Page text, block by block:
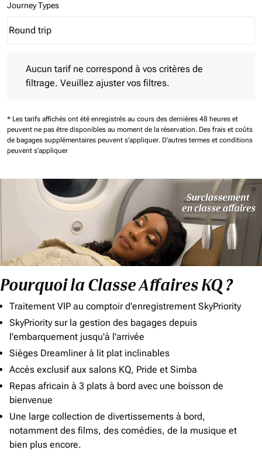
Journey Types
Journey Types option Round trip Selected
Round trip
keyboard_arrow_down
Aucun tarif ne correspond à vos critères de
filtrage. Veuillez ajuster vos filtres.
* Les tarifs affichés ont été enregistrés au cours des dernières 48 heures et
peuvent ne pas être disponibles au moment de la réservation. Des frais et coûts
de bagages supplémentaires peuvent s'appliquer. D'autres termes et conditions
peuvent s'appliquer
Pourquoi la Classe Affaires KQ ?
Traitement VIP au comptoir d'enregistrement SkyPriority
SkyPriority sur la gestion des bagages depuis
l'embarquement jusqu'à l'arrivée
Sièges Dreamliner à lit plat inclinables
Accès exclusif aux salons KQ, Pride et Simba
Repas africain à 3 plats à bord avec une boisson de
bienvenue
Une large collection de divertissements à bord,
notamment des films, des comédies, de la musique et
bien plus encore.